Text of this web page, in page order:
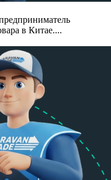
в Китае....